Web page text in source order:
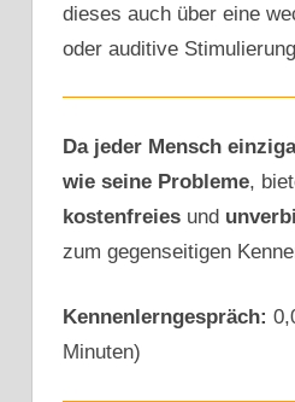
dieses auch über eine
oder auditive
Da jeder Mensch
wie seine Probleme,
kostenfreies und
zum gegenseitigen
Kennenlerngespräch:
Minuten)